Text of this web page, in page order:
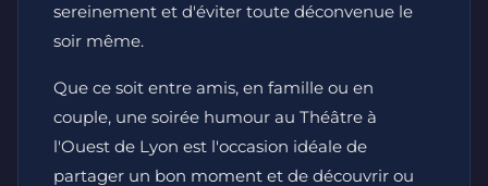
sereinement et d'éviter toute déconvenue le
soir même.
Que ce soit entre amis, en famille ou en
couple, une soirée humour au Théâtre à
l'Ouest de Lyon est l'occasion idéale de
partager un bon moment et de découvrir ou